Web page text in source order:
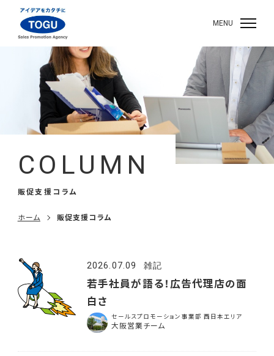
MENU
COLUMN
販促支援コラム
ホーム 販促支援コラム
2026.07.09 雑記
若手社員が語る！広告代理店の面
白さ
セールスプロモーション事業部 西日本エリア
大阪営業チーム